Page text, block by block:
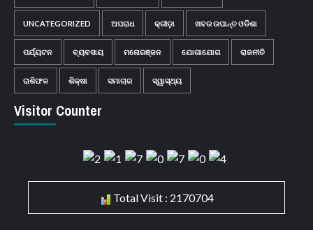
UNCATEGORIZED ଅପରାଧ କ୍ରୀଡ଼ା ଖବର ଉପାନ୍ତ ଓଡିଶା
ପର୍ଯ୍ୟଟନ ବ୍ୟବସାୟ ମନୋରଞ୍ଜନ ଯୋଗାଯୋଗ ରାଜନୀତି
ରାଶିଫଳ ଶିକ୍ଷା ସମାଚାର ସ୍ୱାସ୍ଥ୍ୟ
Visitor Counter
Total Visit : 2170704